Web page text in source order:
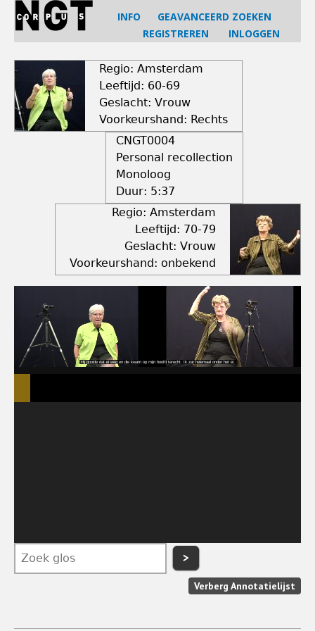
Jump
navigation
INFO
GEAVANCEERD ZOEKEN
REGISTREREN
INLOGGEN
to
top
Regio: Amsterdam
Leeftijd: 60-69
Geslacht: Vrouw
Voorkeurshand: Rechts
CNGT0004
Personal recollection
Monoloog
Duur: 5:37
Regio: Amsterdam
Leeftijd: 70-79
Geslacht: Vrouw
Voorkeurshand: onbekend
>
Verberg Annotatielijst